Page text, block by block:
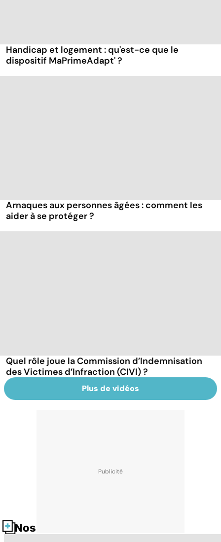
Handicap et logement : qu'est-ce que le
dispositif MaPrimeAdapt' ?
Arnaques aux personnes âgées : comment les
aider à se protéger ?
Quel rôle joue la Commission d’Indemnisation
des Victimes d’Infraction (CIVI) ?
Plus de vidéos
Nos fiches santé